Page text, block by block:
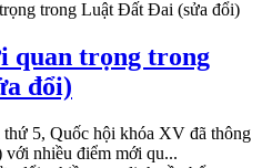
quan trọng trong
đổi)
5, Quốc hội khóa XV đã thông
nhiều điểm mới qu...